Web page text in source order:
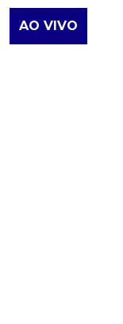
AO VIVO